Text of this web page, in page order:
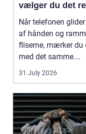
vælger du det
værksted
Når telefonen
af hånden og
fliserne, mærker du
med det samme.
Skærmen splintrer...
31 July 2026